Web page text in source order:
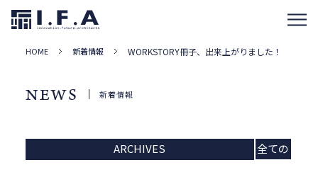
HOME 新着情報 WORKSTORY冊子、出来上がりました！
NEWS 新着情報
ARCHIVES
全ての